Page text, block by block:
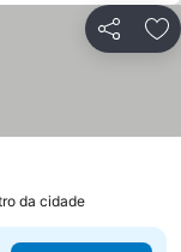
Partilhar
da cidade